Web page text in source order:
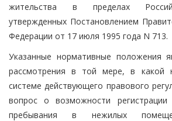
жительства в пределах
утвержденных Постановлением
Федерации от 17 июля 1995 года N 713.
Указанные нормативные положения
рассмотрения в той мере, в какой
системе действующего правового
вопрос о возможности
пребывания в нежилых